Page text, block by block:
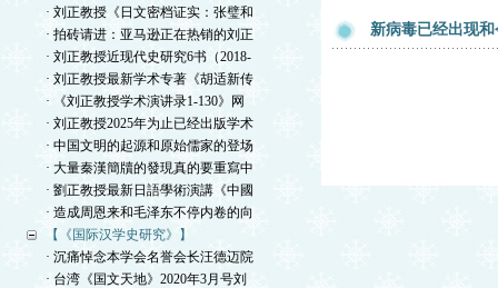
· 刘正教授《日文密档证实：张璧和
· 拍砖请进：亚马逊正在热销的刘正
· 刘正教授近现代史研究6书（2018-
· 刘正教授最新学术专著《胡适新传
· 《刘正教授学术演讲录1-130》网
· 刘正教授2025年为止已经出版学术
· 中国文明的起源和原始儒家的登场
· 大量秦漢簡牘的發現真的要重寫中
· 劉正教授最新日語學術演講《中國
· 造成周恩来和毛泽东不停内卷的向
【《国际汉学史研究》】
· 沉痛悼念本学会名誉会长汪德迈院
· 台湾《国文天地》2020年3月号刘
新病毒已经出现